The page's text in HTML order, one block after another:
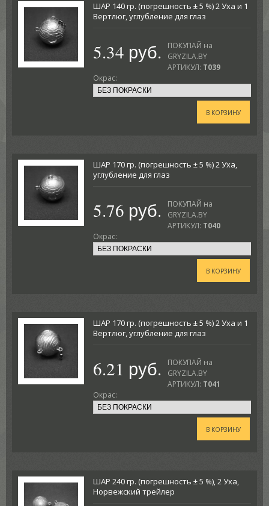
ШАР 140 гр. (погрешность ± 5 %) 2 Уха и 1
Вертлюг, углубление для глаз
5.34 руб.
ПОКУПАЙ на
GRYZILA.BY
АРТИКУЛ: T039
Окрас:
В КОРЗИНУ
ШАР 170 гр. (погрешность ± 5 %) 2 Уха,
углубление для глаз
5.76 руб.
ПОКУПАЙ на
GRYZILA.BY
АРТИКУЛ: T040
Окрас:
В КОРЗИНУ
ШАР 170 гр. (погрешность ± 5 %) 2 Уха и 1
Вертлюг, углубление для глаз
6.21 руб.
ПОКУПАЙ на
GRYZILA.BY
АРТИКУЛ: T041
Окрас:
В КОРЗИНУ
ШАР 240 гр. (погрешность ± 5 %), 2 Уха,
Норвежский трейлер